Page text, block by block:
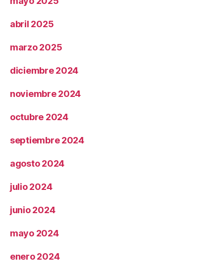
abril 2025
marzo 2025
diciembre 2024
noviembre 2024
octubre 2024
septiembre 2024
agosto 2024
julio 2024
junio 2024
mayo 2024
enero 2024